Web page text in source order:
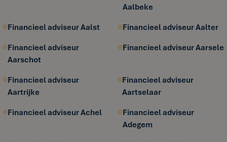
Aalbeke
Financieel adviseur Aalst
Financieel adviseur Aalter
Financieel adviseur
Aarschot
Financieel adviseur Aarsele
Financieel adviseur
Aartrijke
Financieel adviseur
Aartselaar
Financieel adviseur Achel
Financieel adviseur
Adegem